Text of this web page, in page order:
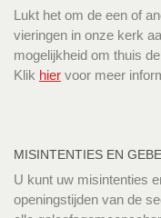
Lukt het om de een of
vieringen in onze kerk
mogelijkheid om thuis
Klik hier voor meer
MISINTENTIES EN
U kunt uw misintenties
openingstijden van de